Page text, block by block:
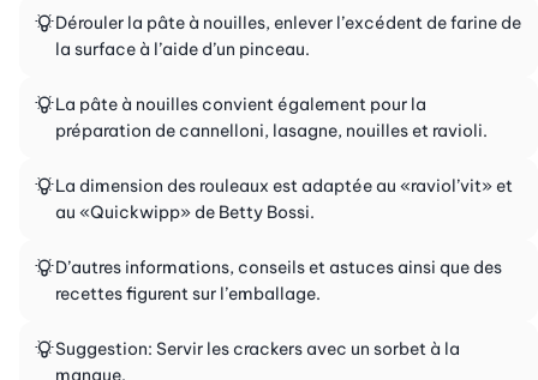
Dérouler la pâte à nouilles, enlever l’excédent de farine de
la surface à l’aide d’un pinceau.
La pâte à nouilles convient également pour la
préparation de cannelloni, lasagne, nouilles et ravioli.
La dimension des rouleaux est adaptée au «raviol’vit» et
au «Quickwipp» de Betty Bossi.
D’autres informations, conseils et astuces ainsi que des
recettes figurent sur l’emballage.
Suggestion: Servir les crackers avec un sorbet à la
mangue.